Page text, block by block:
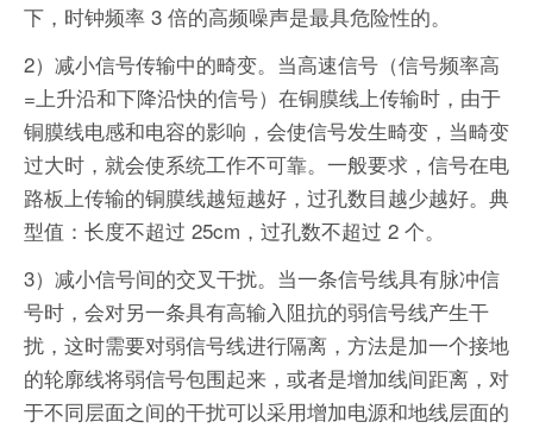
下，时钟频率 3 倍的高频噪声是最具危险性的。
2）减小信号传输中的畸变。当高速信号（信号频率高
=上升沿和下降沿快的信号）在铜膜线上传输时，由于
铜膜线电感和电容的影响，会使信号发生畸变，当畸变
过大时，就会使系统工作不可靠。一般要求，信号在电
路板上传输的铜膜线越短越好，过孔数目越少越好。典
型值：长度不超过 25cm，过孔数不超过 2 个。
3）减小信号间的交叉干扰。当一条信号线具有脉冲信
号时，会对另一条具有高输入阻抗的弱信号线产生干
扰，这时需要对弱信号线进行隔离，方法是加一个接地
的轮廓线将弱信号包围起来，或者是增加线间距离，对
于不同层面之间的干扰可以采用增加电源和地线层面的